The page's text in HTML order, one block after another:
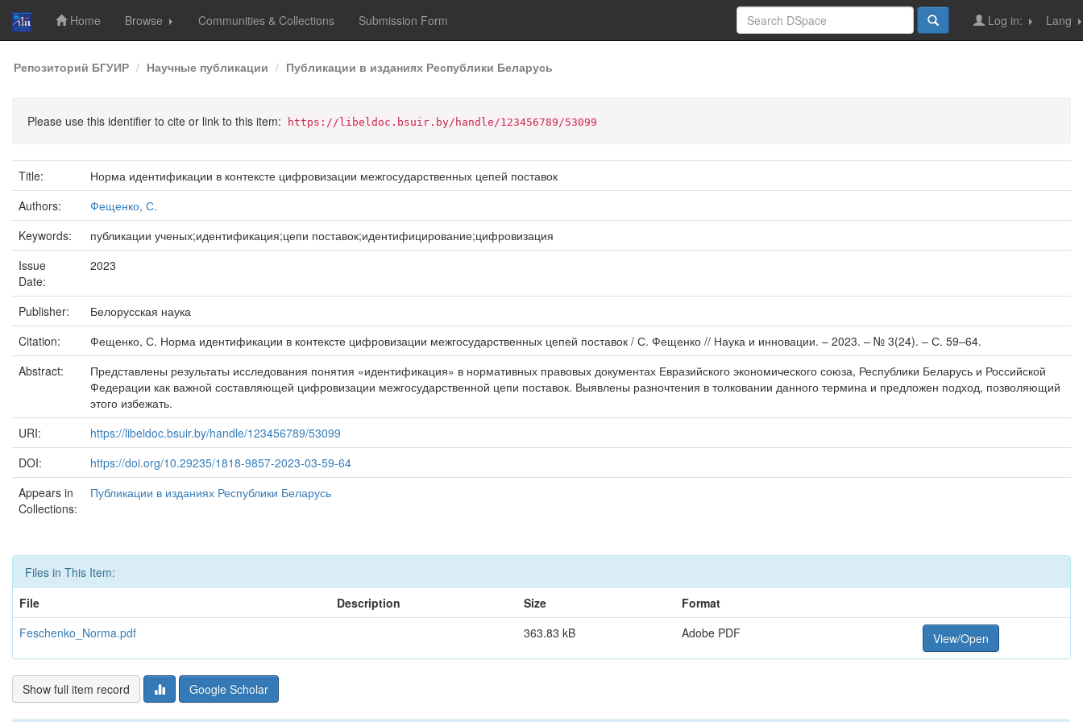
Skip
navigation
Home Browse Communities & Collections Submission Form Lang
Log in:
Репозиторий БГУИР Научные публикации Публикации в изданиях Республики Беларусь
Please use this identifier to cite or link to this item: https://libeldoc.bsuir.by/handle/123456789/53099
Title:
Норма идентификации в контексте цифровизации межгосударственных цепей поставок
Authors:
Фещенко, С.
Keywords:
публикации ученых;идентификация;цепи поставок;идентифицирование;цифровизация
Issue
Date:
2023
Publisher:
Белорусская наука
Citation:
Фещенко, С. Норма идентификации в контексте цифровизации межгосударственных цепей поставок / С. Фещенко // Наука и инновации. – 2023. – № 3(24). – С. 59–64.
Abstract:
Представлены результаты исследования понятия «идентификация» в нормативных правовых документах Евразийского экономического союза, Республики Беларусь и Российской
Федерации как важной составляющей цифровизации межгосударственной цепи поставок. Выявлены разночтения в толковании данного термина и предложен подход, позволяющий
этого избежать.
URI:
https://libeldoc.bsuir.by/handle/123456789/53099
DOI:
https://doi.org/10.29235/1818-9857-2023-03-59-64
Appears in
Collections:
Публикации в изданиях Республики Беларусь
Files in This Item:
File
Description Size
Format
Feschenko_Norma.pdf
363.83 kB Adobe PDF View/Open
Show full item record Google Scholar